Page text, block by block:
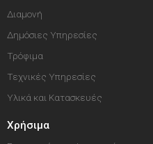
Διαμονή
Δημόσιες Υπηρεσίες
Τρόφιμα
Τεχνικές Υπηρεσίες
Υλικά και Κατασκευές
Χρήσιμα